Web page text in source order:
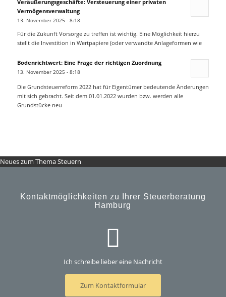
Veräußerungsgeschäfte: Versteuerung einer privaten
Vermögensverwaltung
13. November 2025 - 8:18
Für die Zukunft Vorsorge zu treffen ist wichtig. Eine Möglichkeit hierzu
stellt die Investition in Wertpapiere (oder verwandte Anlageformen wie
Bodenrichtwert: Eine Frage der richtigen Zuordnung
13. November 2025 - 8:18
Die Grundsteuerreform 2022 hat für Eigentümer bedeutende Änderungen
mit sich gebracht. Seit dem 01.01.2022 wurden bzw. werden alle
Grundstücke neu
Neues zum Thema Steuern
Kontaktmöglichkeiten zu Ihrer Steuerberatung
Hamburg
Ich schreibe lieber eine Nachricht
Zum Kontaktformular